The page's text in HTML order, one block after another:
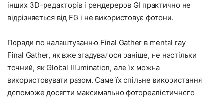
інших 3D-редакторів і рендереров GI практично не
відрізняється від FG і не використовує фотони.
Поради по налаштуванню Final Gather в mental ray
Final Gather, як вже згадувалося раніше, не настільки
точний, як Global Illumination, але їх можна
використовувати разом. Саме їх спільне використання
допоможе досягти максимально фотореалістичного